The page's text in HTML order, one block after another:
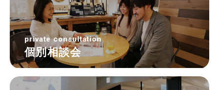
private consultation
個別相談会